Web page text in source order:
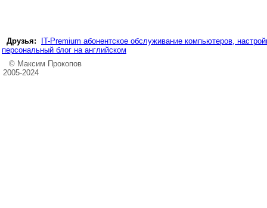
Друзья:
IT-Premium абонентское обслуживание компьютеров,
персональный блог на английском
© Максим Прокопов
2005-2024